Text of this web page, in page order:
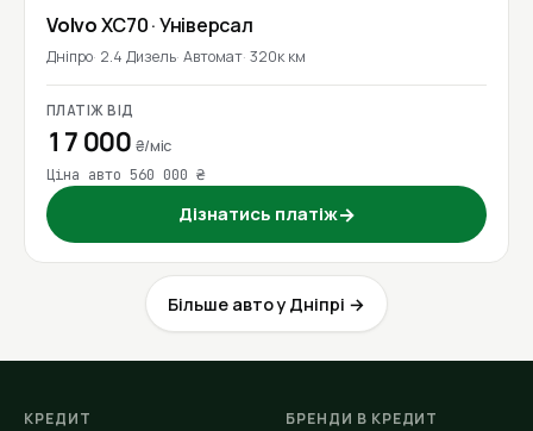
VolvoXC70· Універсал
Дніпро 2.4 Дизель Автомат 320к км
ПЛАТІЖ ВІД
17 000 ₴/міс
Ціна авто 560 000 ₴
Дізнатись платіж→
Більше авто у Дніпрі →
КРЕДИТ БРЕНДИ В КРЕДИТ